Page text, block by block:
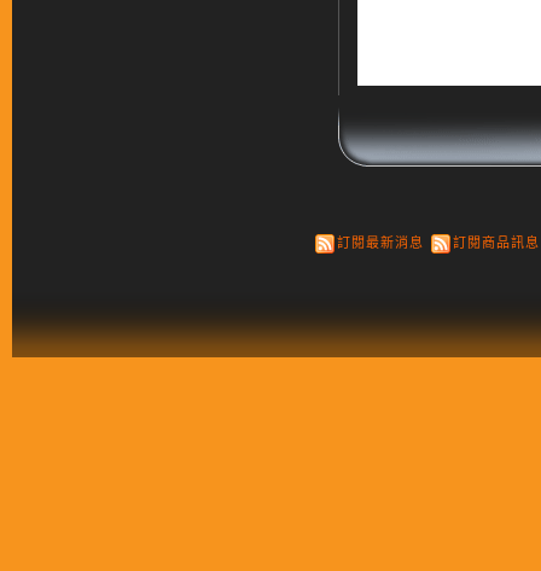
訂閱最新消息 訂閱商品訊息